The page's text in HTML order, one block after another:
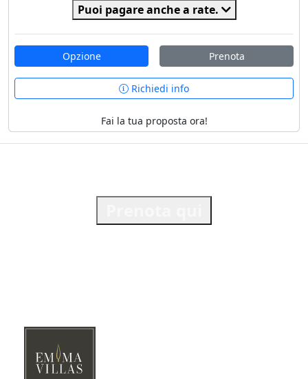
Puoi pagare anche a rate.
Opzione Prenota
Richiedi info
Fai la tua proposta ora!